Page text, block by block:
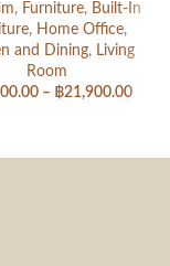
, Furniture, Built-In
, Home Office,
and Dining, Living
Room
– ฿21,900.00